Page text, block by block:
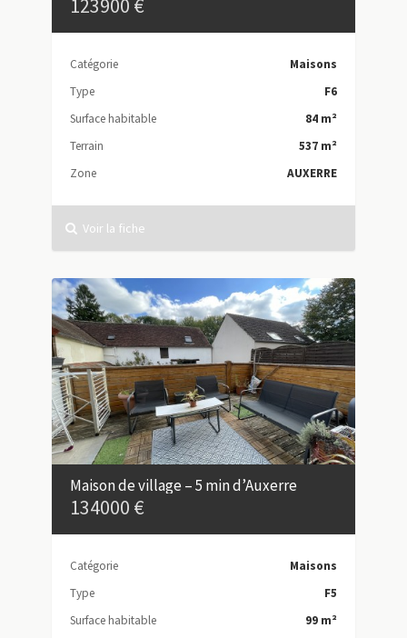
123900 €
Catégorie
Maisons
Type
F6
Surface habitable
84 m²
Terrain
537 m²
Zone
AUXERRE
Voir la fiche
Maison de village – 5 min d’Auxerre
134000 €
Catégorie
Maisons
Type
F5
Surface habitable
99 m²